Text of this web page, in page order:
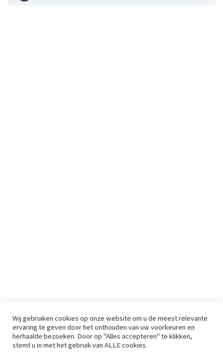
Wij gebruiken cookies op onze website om u de meest relevante
ervaring te geven door het onthouden van uw voorkeuren en
herhaalde bezoeken. Door op "Alles accepteren" te klikken,
stemt u in met het gebruik van ALLE cookies.